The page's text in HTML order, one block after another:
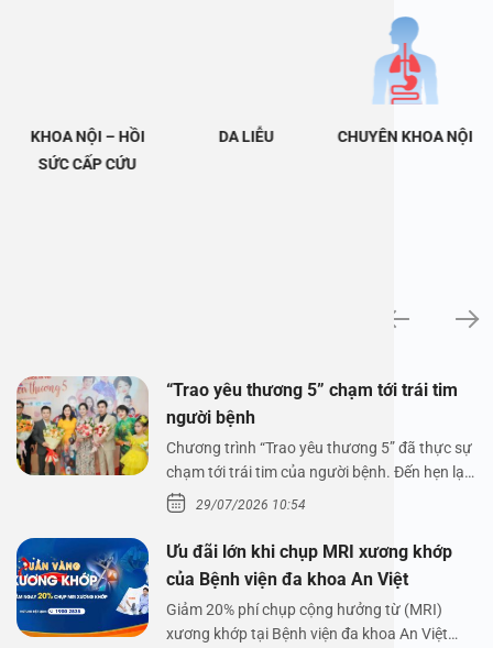
KHOA NỘI – HỒI
SỨC CẤP CỨU
DA LIỄU CHUYÊN KHOA NỘI
“Trao yêu thương 5” chạm tới trái tim
người bệnh
Chương trình “Trao yêu thương 5” đã thực sự
chạm tới trái tim của người bệnh. Đến hẹn lại
lên,…29/07/2026 10:54
Ưu đãi lớn khi chụp MRI xương khớp
của Bệnh viện đa khoa An Việt
Giảm 20% phí chụp cộng hưởng từ (MRI)
xương khớp tại Bệnh viện đa khoa An Việt